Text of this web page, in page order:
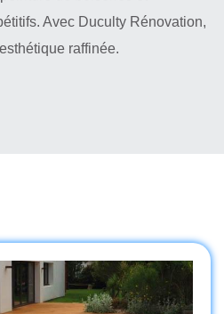
Avec Duculty Rénovation,
raffinée.